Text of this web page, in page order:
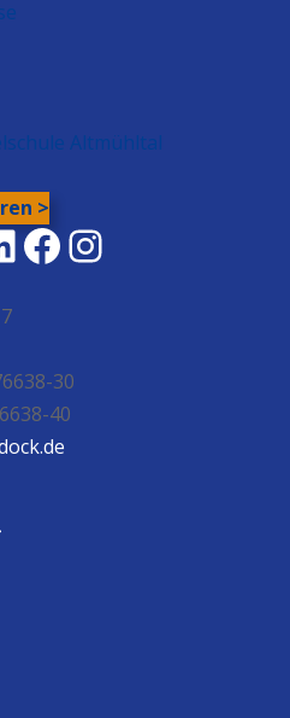
Altmühltal
>
Facebook
Instagram
30
40